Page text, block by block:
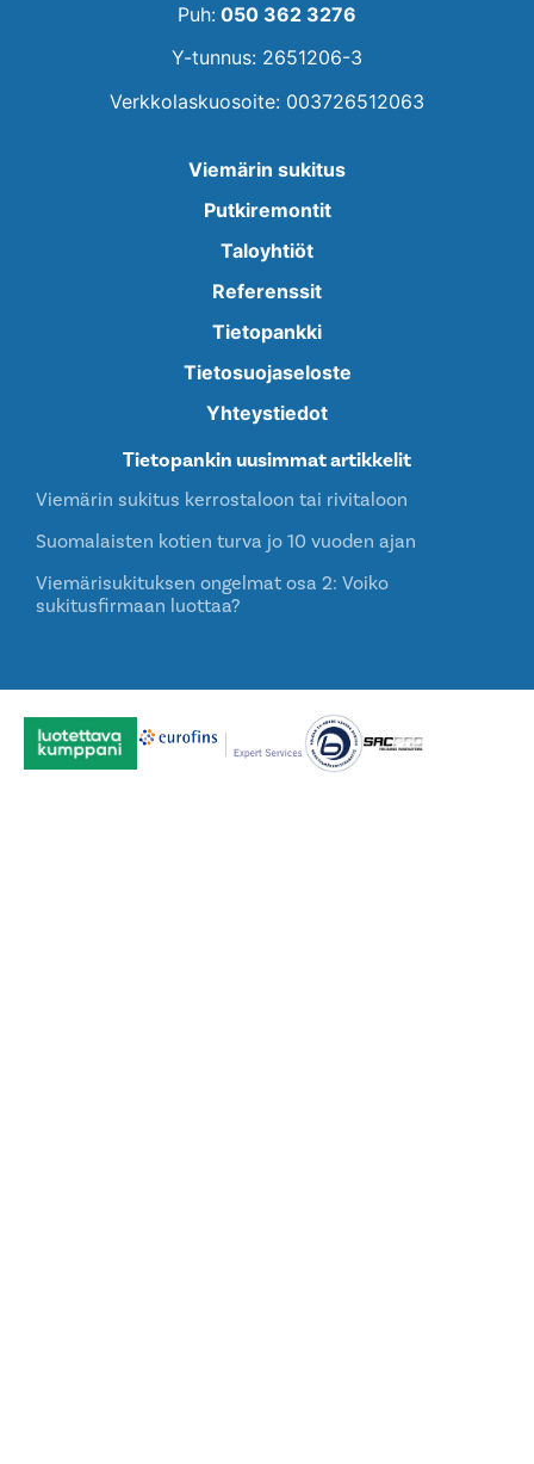
Puh: 050 362 3276
Y-tunnus: 2651206-3
Verkkolaskuosoite: 003726512063
Viemärin sukitus
Putkiremontit
Taloyhtiöt
Referenssit
Tietopankki
Tietosuojaseloste
Yhteystiedot
Tietopankin uusimmat artikkelit
Viemärin sukitus kerrostaloon tai rivitaloon
Suomalaisten kotien turva jo 10 vuoden ajan
Viemärisukituksen ongelmat osa 2: Voiko
sukitusfirmaan luottaa?